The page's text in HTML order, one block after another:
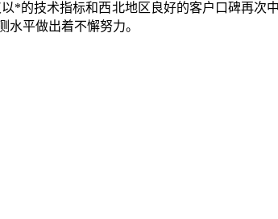
*的技术指标和西北地区良好的客户口碑再次
平做出着不懈努力。